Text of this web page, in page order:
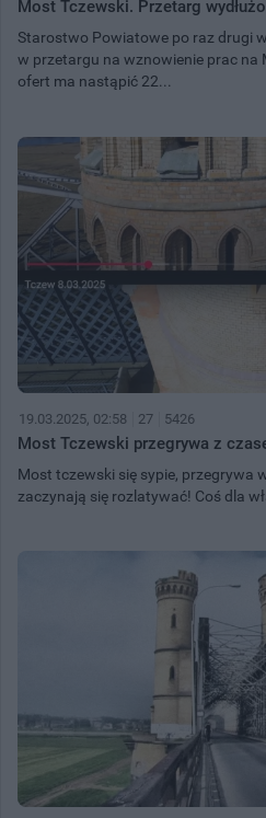
Most Tczewski. Przetarg
Starostwo Powiatowe po raz drugi
w przetargu na wznowienie prac na
ofert ma nastąpić 22...
19.03.2025, 02:58 27 5426
Most Tczewski przegrywa z
Most tczewski się sypie, przegrywa
zaczynają się rozlatywać! Coś dla